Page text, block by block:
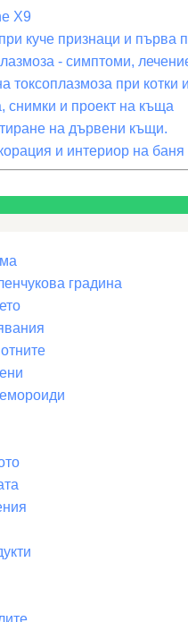
X9
куче признаци и първа
- симптоми,
токсоплазмоза при котки
снимки и проект на къща
на дървени къщи.
и интериор на баня
градина